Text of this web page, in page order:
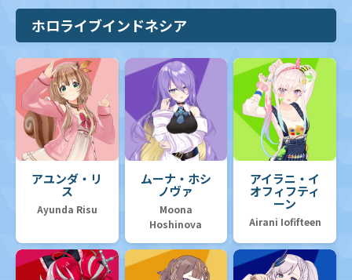
ホロライブインドネシア
アユンダ・リ
ス
Ayunda Risu
ムーナ・ホシ
ノヴァ
Moona
Hoshinova
アイラニ・イ
オフィフティ
ーン
Airani Iofifteen